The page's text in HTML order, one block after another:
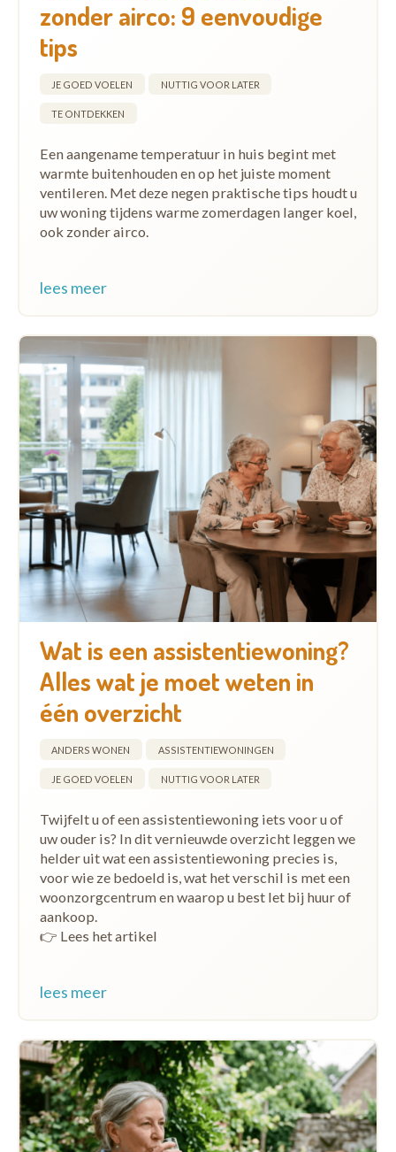
zonder airco: 9 eenvoudige
tips
JE GOED VOELEN NUTTIG VOOR LATER
TE ONTDEKKEN
Een aangename temperatuur in huis begint met
warmte buitenhouden en op het juiste moment
ventileren. Met deze negen praktische tips houdt u
uw woning tijdens warme zomerdagen langer koel,
ook zonder airco.
lees meer
Wat is een assistentiewoning?
Alles wat je moet weten in
één overzicht
ANDERS WONEN ASSISTENTIEWONINGEN
JE GOED VOELEN NUTTIG VOOR LATER
Twijfelt u of een assistentiewoning iets voor u of
uw ouder is? In dit vernieuwde overzicht leggen we
helder uit wat een assistentiewoning precies is,
voor wie ze bedoeld is, wat het verschil is met een
woonzorgcentrum en waarop u best let bij huur of
aankoop.
👉 Lees het artikel
lees meer